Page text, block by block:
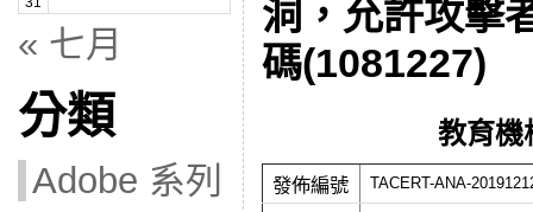
« 七月
分類
Adobe 系列
洞，允許攻擊
碼(1081227)
教育機
發佈編號 TACERT-ANA-